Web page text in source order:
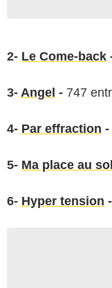
2- Le Come-back
3- Angel - 747
4- Par effraction -
5- Ma place au
6- Hyper tension -